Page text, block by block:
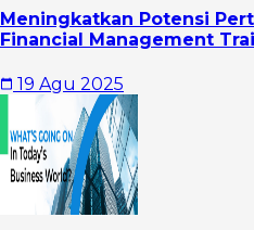
Meningkatkan Potensi
Financial Management
19 Agu 2025